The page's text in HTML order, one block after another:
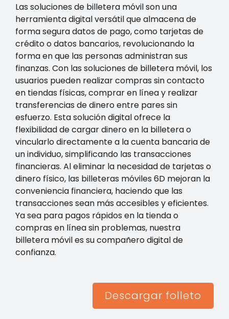
Las soluciones de billetera móvil son una
herramienta digital versátil que almacena de
forma segura datos de pago, como tarjetas de
crédito o datos bancarios, revolucionando la
forma en que las personas administran sus
finanzas. Con las soluciones de billetera móvil, los
usuarios pueden realizar compras sin contacto
en tiendas físicas, comprar en línea y realizar
transferencias de dinero entre pares sin
esfuerzo. Esta solución digital ofrece la
flexibilidad de cargar dinero en la billetera o
vincularlo directamente a la cuenta bancaria de
un individuo, simplificando las transacciones
financieras. Al eliminar la necesidad de tarjetas o
dinero físico, las billeteras móviles 6D mejoran la
conveniencia financiera, haciendo que las
transacciones sean más accesibles y eficientes.
Ya sea para pagos rápidos en la tienda o
compras en línea sin problemas, nuestra
billetera móvil es su compañero digital de
confianza.
Descargar folleto